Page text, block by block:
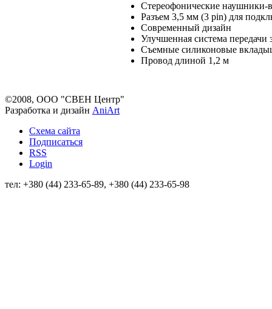
Стереофонические
Разъем 3,5 мм (3 pin) для
Современный дизайн
Улучшенная система передачи
Съемные силиконовые
Провод длиной 1,2 м
©2008, ООО "СВЕН Центр"
Разработка и дизайн AniArt
Схема сайта
Подписаться
RSS
Login
тел: +380 (44) 233-65-89, +380 (44) 233-65-98